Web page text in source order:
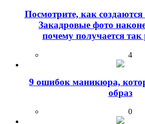
Посмотрите, как
Закадровые фото
почему получается так
4
9 ошибок маникюра,
образ
0